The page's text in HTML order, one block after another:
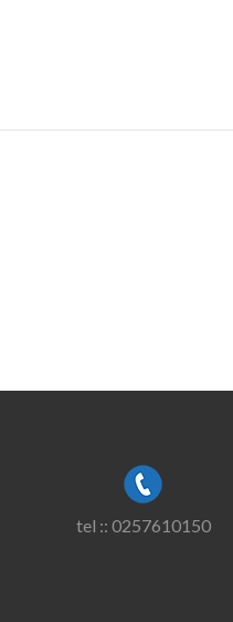
tel :: 0257610150